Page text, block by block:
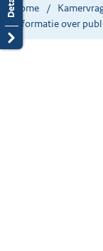
Home
Informatie over